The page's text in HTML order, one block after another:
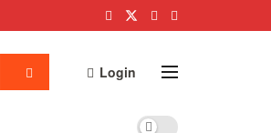
Login